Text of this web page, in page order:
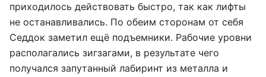
приходилось действовать быстро, так как лифты
не останавливались. По обеим сторонам от себя
Седдок заметил ещё подъемники. Рабочие уровни
располагались зигзагами, в результате чего
получался запутанный лабиринт из металла и